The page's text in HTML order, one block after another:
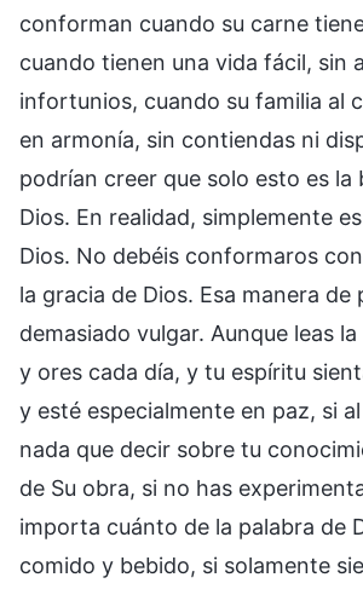
conforman cuando su carne
cuando tienen una vida fácil, sin
infortunios, cuando su familia al
en armonía, sin contiendas ni
podrían creer que solo esto es la
Dios. En realidad, simplemente
Dios. No debéis conformaros
la gracia de Dios. Esa manera de
demasiado vulgar. Aunque leas
y ores cada día, y tu espíritu
y esté especialmente en paz, si
nada que decir sobre tu
de Su obra, si no has
importa cuánto de la palabra de
comido y bebido, si solamente